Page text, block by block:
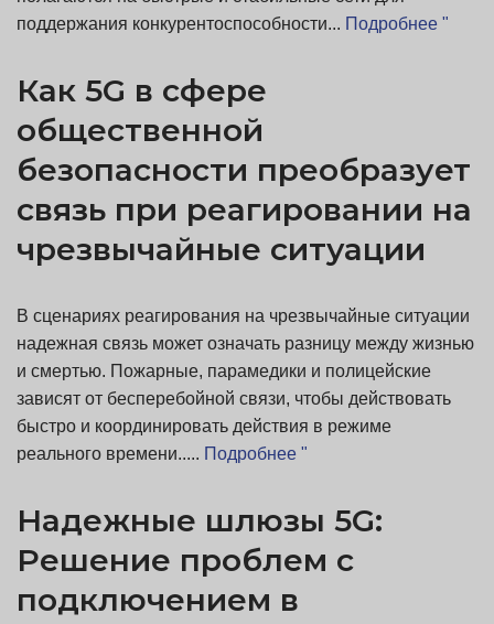
поддержания конкурентоспособности... Подробнее "
Как 5G в сфере
общественной
безопасности преобразует
связь при реагировании на
чрезвычайные ситуации
В сценариях реагирования на чрезвычайные ситуации
надежная связь может означать разницу между жизнью
и смертью. Пожарные, парамедики и полицейские
зависят от бесперебойной связи, чтобы действовать
быстро и координировать действия в режиме
реального времени..... Подробнее "
Надежные шлюзы 5G:
Решение проблем с
подключением в